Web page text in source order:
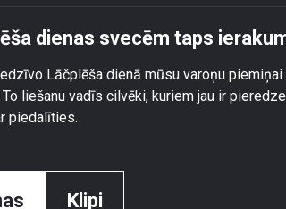
dienas svecēm taps
Lāčplēša dienā mūsu varoņu
liešanu vadīs cilvēki, kuriem jau ir
piedalīties.
Klipi